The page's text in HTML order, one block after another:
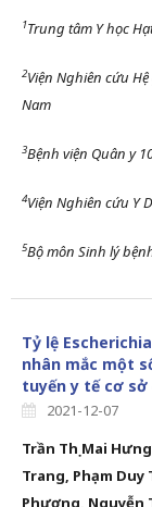
1Trung tâm Y họcH
2Viện Nghiên cứu H
Nam
3Bệnh viện Quân y
4Viện Nghiên cứu YD
5Bộ môn Sinh lý
Tỷ lệ
nhân mắc một
tuyến y tế cơ
2021-12-07
Trần Thị Mai
Trang, Phạm Duy
Phương, Nguyễn